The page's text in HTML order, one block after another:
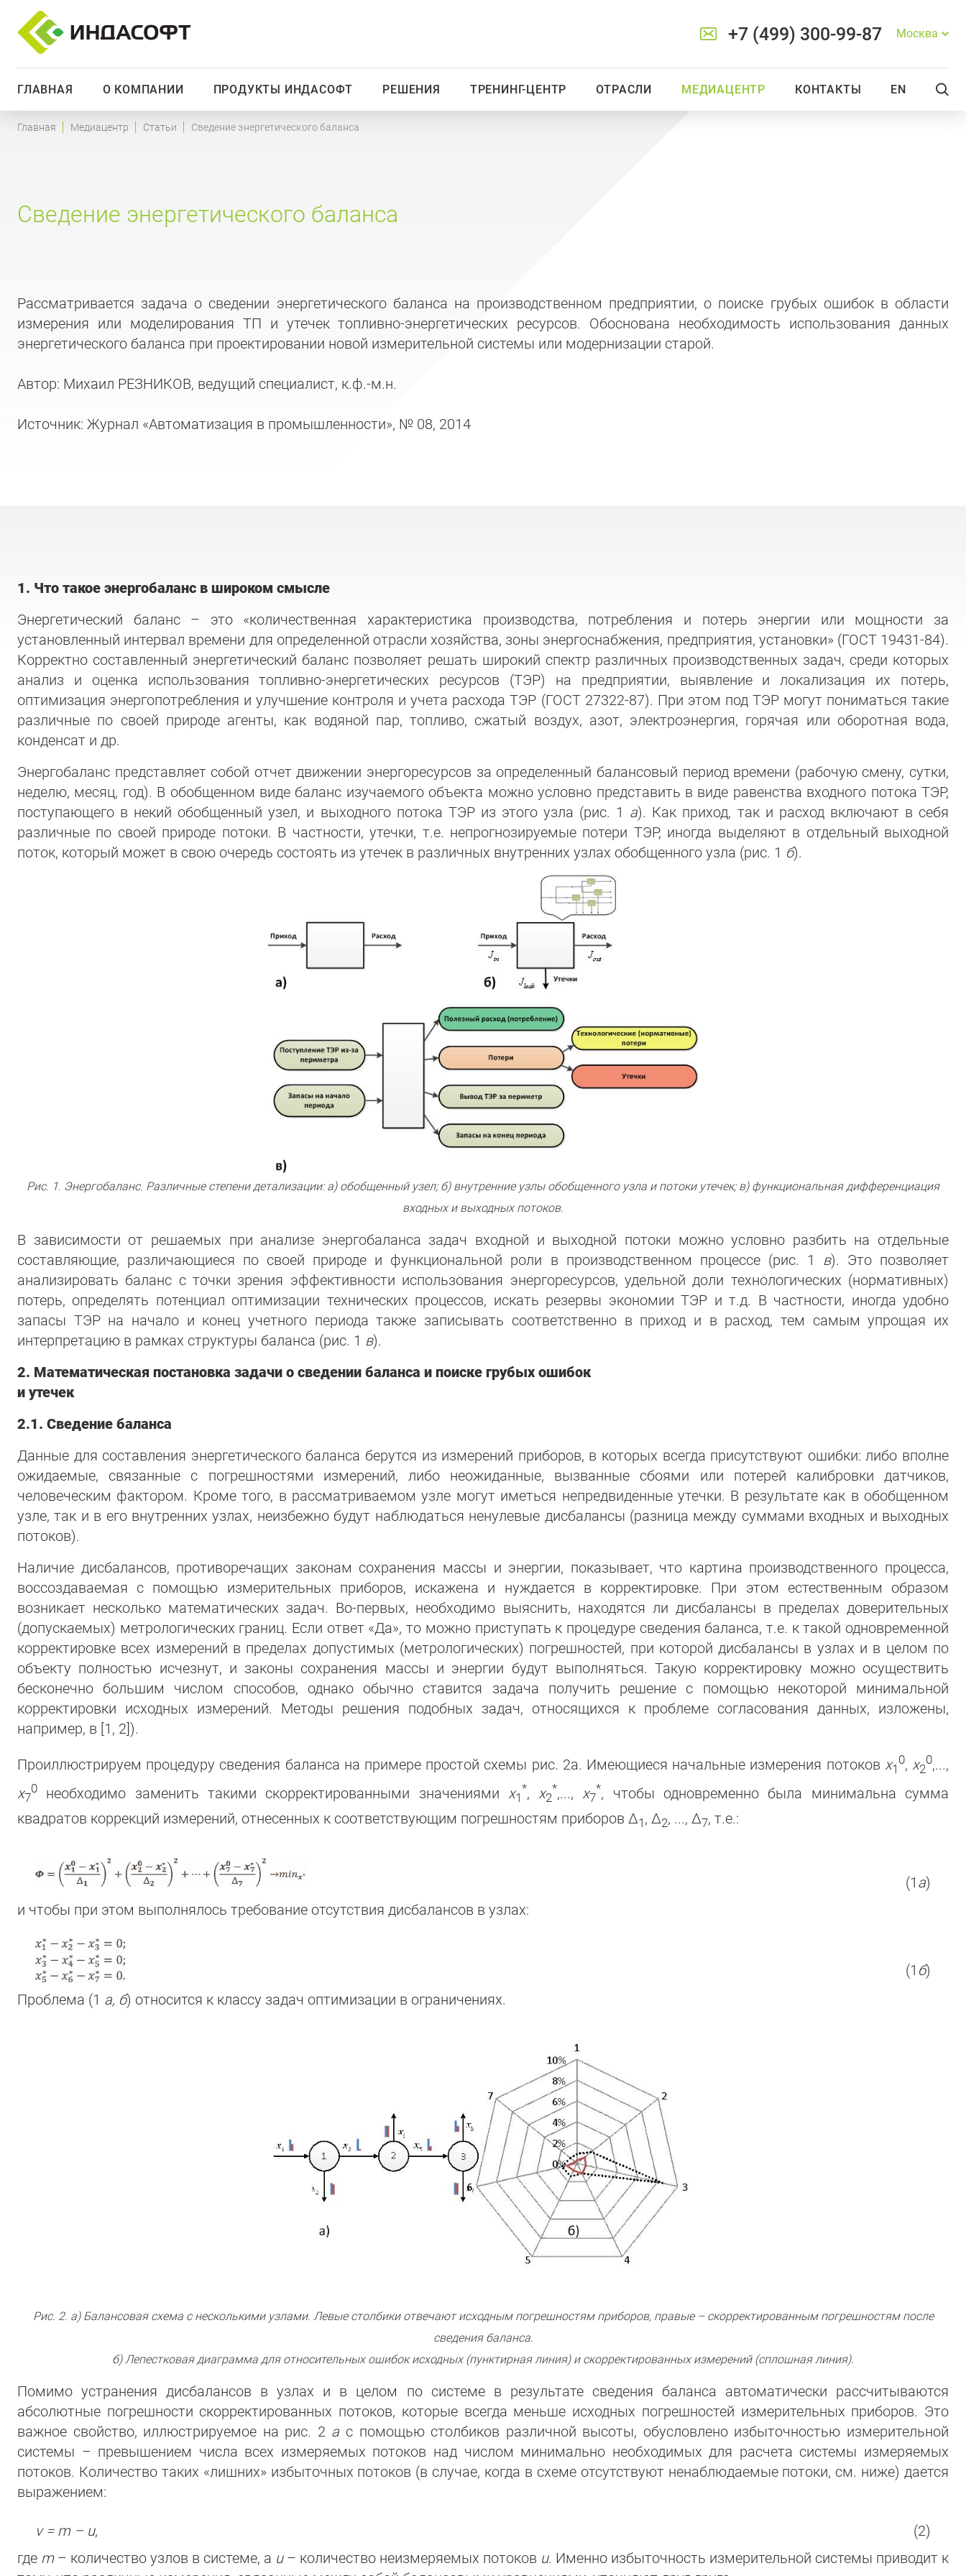
+7 (499) 300-99-87 Москва
ГЛАВНАЯ О КОМПАНИИ ПРОДУКТЫ ИНДАСОФТ РЕШЕНИЯ ТРЕНИНГ-ЦЕНТР ОТРАСЛИ МЕДИАЦЕНТР КОНТАКТЫ EN
Главная Медиацентр Статьи Сведение энергетического баланса
Сведение энергетического баланса
Рассматривается задача о сведении энергетического баланса на производственном предприятии, о поиске грубых ошибок в области
измерения или моделирования ТП и утечек топливно-энергетических ресурсов. Обоснована необходимость использования данных
энергетического баланса при проектировании новой измерительной системы или модернизации старой.
Автор: Михаил РЕЗНИКОВ, ведущий специалист, к.ф.-м.н.
Источник: Журнал «Автоматизация в промышленности», № 08, 2014
1. Что такое энергобаланс в широком смысле
Энергетический баланс – это «количественная характеристика производства, потребления и потерь энергии или мощности за
установленный интервал времени для определенной отрасли хозяйства, зоны энергоснабжения, предприятия, установки» (ГОСТ 19431-84).
Корректно составленный энергетический баланс позволяет решать широкий спектр различных производственных задач, среди которых
анализ и оценка использования топливно-энергетических ресурсов (ТЭР) на предприятии, выявление и локализация их потерь,
оптимизация энергопотребления и улучшение контроля и учета расхода ТЭР (ГОСТ 27322-87). При этом под ТЭР могут пониматься такие
различные по своей природе агенты, как водяной пар, топливо, сжатый воздух, азот, электроэнергия, горячая или оборотная вода,
конденсат и др.
Энергобаланс представляет собой отчет движении энергоресурсов за определенный балансовый период времени (рабочую смену, сутки,
неделю, месяц, год). В обобщенном виде баланс изучаемого объекта можно условно представить в виде равенства входного потока ТЭР,
поступающего в некий обобщенный узел, и выходного потока ТЭР из этого узла (рис. 1 а). Как приход, так и расход включают в себя
различные по своей природе потоки. В частности, утечки, т.е. непрогнозируемые потери ТЭР, иногда выделяют в отдельный выходной
поток, который может в свою очередь состоять из утечек в различных внутренних узлах обобщенного узла (рис. 1 б).
Рис. 1. Энергобаланс. Различные степени детализации: а) обобщенный узел; б) внутренние узлы обобщенного узла и потоки утечек; в) функциональная дифференциация
входных и выходных потоков.
В зависимости от решаемых при анализе энергобаланса задач входной и выходной потоки можно условно разбить на отдельные
составляющие, различающиеся по своей природе и функциональной роли в производственном процессе (рис. 1 в). Это позволяет
анализировать баланс с точки зрения эффективности использования энергоресурсов, удельной доли технологических (нормативных)
потерь, определять потенциал оптимизации технических процессов, искать резервы экономии ТЭР и т.д. В частности, иногда удобно
запасы ТЭР на начало и конец учетного периода также записывать соответственно в приход и в расход, тем самым упрощая их
интерпретацию в рамках структуры баланса (рис. 1 в).
2. Математическая постановка задачи о сведении баланса и поиске грубых ошибок
и утечек
2.1. Сведение баланса
Данные для составления энергетического баланса берутся из измерений приборов, в которых всегда присутствуют ошибки: либо вполне
ожидаемые, связанные с погрешностями измерений, либо неожиданные, вызванные сбоями или потерей калибровки датчиков,
человеческим фактором. Кроме того, в рассматриваемом узле могут иметься непредвиденные утечки. В результате как в обобщенном
узле, так и в его внутренних узлах, неизбежно будут наблюдаться ненулевые дисбалансы (разница между суммами входных и выходных
потоков).
Наличие дисбалансов, противоречащих законам сохранения массы и энергии, показывает, что картина производственного процесса,
воссоздаваемая с помощью измерительных приборов, искажена и нуждается в корректировке. При этом естественным образом
возникает несколько математических задач. Во-первых, необходимо выяснить, находятся ли дисбалансы в пределах доверительных
(допускаемых) метрологических границ. Если ответ «Да», то можно приступать к процедуре сведения баланса, т.е. к такой одновременной
корректировке всех измерений в пределах допустимых (метрологических) погрешностей, при которой дисбалансы в узлах и в целом по
объекту полностью исчезнут, и законы сохранения массы и энергии будут выполняться. Такую корректировку можно осуществить
бесконечно большим числом способов, однако обычно ставится задача получить решение с помощью некоторой минимальной
корректировки исходных измерений. Методы решения подобных задач, относящихся к проблеме согласования данных, изложены,
например, в [1, 2]).
Проиллюстрируем процедуру сведения баланса на примере простой схемы рис. 2а. Имеющиеся начальные измерения потоков x1
0, x2
0,...,
x7
0 необходимо заменить такими скорректированными значениями x1
*,x2
*,...,x7
*, чтобы одновременно была минимальна сумма
квадратов коррекций измерений, отнесенных к соответствующим погрешностям приборов Δ1 , Δ2, ..., Δ7, т.е.:
(1 а)
и чтобы при этом выполнялось требование отсутствия дисбалансов в узлах:
(1 б)
Проблема (1 а, б) относится к классу задач оптимизации в ограничениях.
Рис. 2. а) Балансовая схема с несколькими узлами. Левые столбики отвечают исходным погрешностям приборов, правые – скорректированным погрешностям после
сведения баланса.
б) Лепестковая диаграмма для относительных ошибок исходных (пунктирная линия) и скорректированных измерений (сплошная линия).
Помимо устранения дисбалансов в узлах и в целом по системе в результате сведения баланса автоматически рассчитываются
абсолютные погрешности скорректированных потоков, которые всегда меньше исходных погрешностей измерительных приборов. Это
важное свойство, иллюстрируемое на рис. 2 а с помощью столбиков различной высоты, обусловлено избыточностью измерительной
системы – превышением числа всех измеряемых потоков над числом минимально необходимых для расчета системы измеряемых
потоков. Количество таких «лишних» избыточных потоков (в случае, когда в схеме отсутствуют ненаблюдаемые потоки, см. ниже) дается
выражением:
v = m – u,
(2)
где m– количество узлов в системе, а u– количество неизмеряемых потоков u. Именно избыточность измерительной системы приводит к